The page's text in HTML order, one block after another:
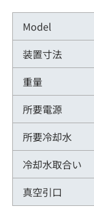
Model
装置寸法
重量
所要電源
所要冷却水
冷却水取合い
真空引口